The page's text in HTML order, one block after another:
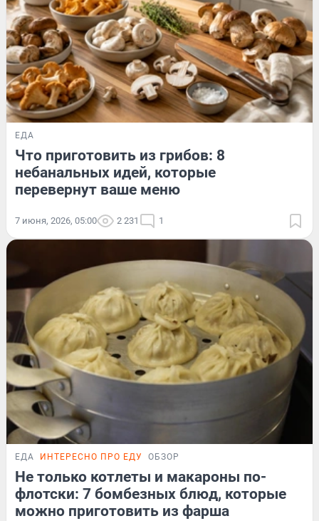
ЕДА
Что приготовить из грибов: 8
небанальных идей, которые
перевернут ваше меню
7 июня, 2026, 05:00 2 231 1
ЕДА ИНТЕРЕСНО ПРО ЕДУ ОБЗОР
Не только котлеты и макароны по-
флотски: 7 бомбезных блюд, которые
можно приготовить из фарша